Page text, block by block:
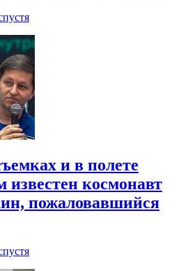
и в полете
известен космонавт
пожаловавшийся